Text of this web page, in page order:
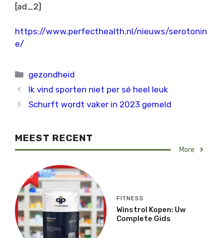
[ad_2]
https://www.perfecthealth.nl/nieuws/serotonin
e/
Categorieën
gezondheid
Ik vind sporten niet per sé heel leuk
Schurft wordt vaker in 2023 gemeld
MEEST RECENT
More
FITNESS
Winstrol Kopen: Uw
Complete Gids